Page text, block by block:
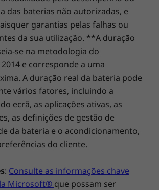
à altura das expectativas
Intel®Iris®Xe integrada
experiência vívida mais fluida
Também pode aplicar ainda
ao seu portátil para trabalhar e
das baterias não autorizadas, e
garantias pelas falhas ou
da sua utilização. **A duração
se na metodologia do
e corresponde a uma
A duração real da bateria pode
vários fatores, incluindo a
ecrã, as aplicações ativas, as
as definições de gestão de
da bateria e o acondicionamento,
do cliente.
: Consulte as informações chave
Microsoft® que possam ser